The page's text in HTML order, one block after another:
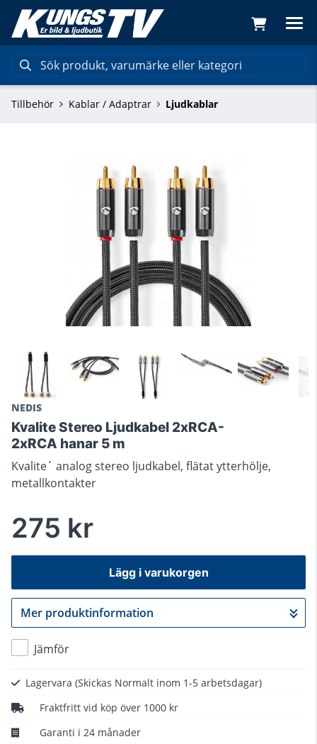
Tillbehör Kablar / Adaptrar Ljudkablar
NEDIS
Kvalite Stereo Ljudkabel 2xRCA-
2xRCA hanar 5 m
Kvalite´ analog stereo ljudkabel, flätat ytterhölje,
metallkontakter
275 kr
Lägg i varukorgen
Gå till kassan
Mer produktinformation
Jämför
Lagervara (Skickas Normalt inom 1-5 arbetsdagar)
Fraktfritt vid köp över 1000 kr
Garanti i 24 månader